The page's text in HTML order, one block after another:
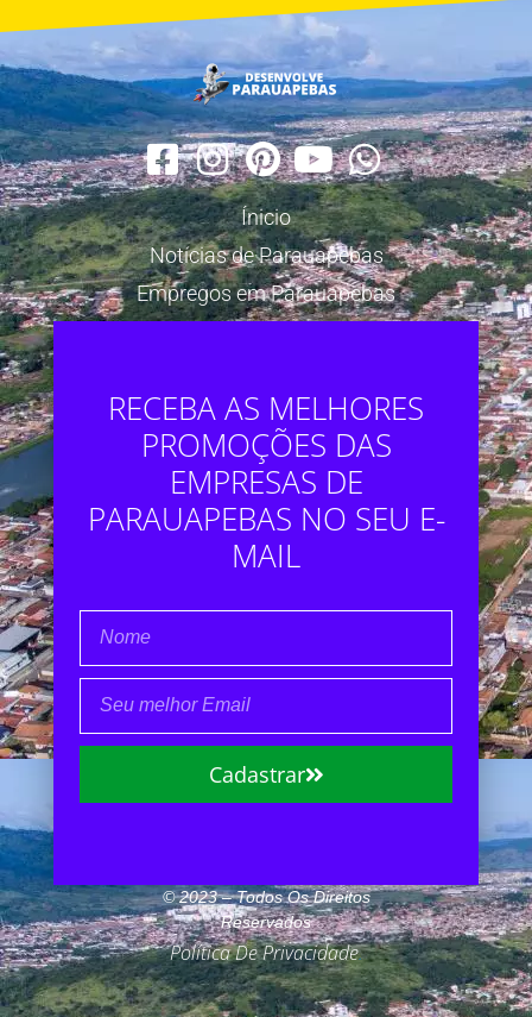
Ínicio
Notícias de Parauapebas
Empregos em Parauapebas
RECEBA AS MELHORES
PROMOÇÕES DAS
EMPRESAS DE
PARAUAPEBAS NO SEU E-
MAIL
Cadastrar
© 2023 – Todos Os Direitos
Reservados
Política De Privacidade.